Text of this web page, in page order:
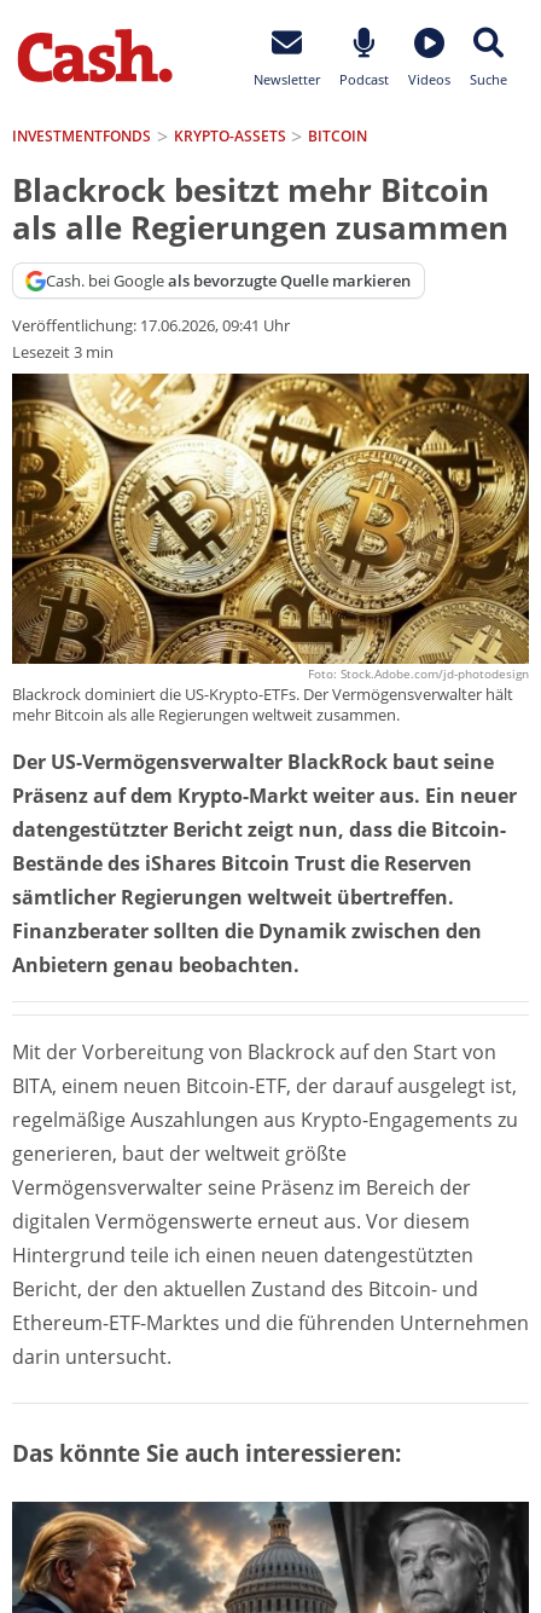
Newsletter Podcast Videos Suche
INVESTMENTFONDS KRYPTO-ASSETS BITCOIN
Blackrock besitzt mehr Bitcoin
als alle Regierungen zusammen
Cash. bei Googleals bevorzugte Quelle markieren
Veröffentlichung: 17.06.2026, 09:41 Uhr
Lesezeit 3 min
Foto: Stock.Adobe.com/jd-photodesign
Blackrock dominiert die US-Krypto-ETFs. Der Vermögensverwalter hält
mehr Bitcoin als alle Regierungen weltweit zusammen.
Der US-Vermögensverwalter BlackRock baut seine
Präsenz auf dem Krypto-Markt weiter aus. Ein neuer
datengestützter Bericht zeigt nun, dass die Bitcoin-
Bestände des iShares Bitcoin Trust die Reserven
sämtlicher Regierungen weltweit übertreffen.
Finanzberater sollten die Dynamik zwischen den
Anbietern genau beobachten.
Mit der Vorbereitung von Blackrock auf den Start von
BITA, einem neuen Bitcoin-ETF, der darauf ausgelegt ist,
regelmäßige Auszahlungen aus Krypto-Engagements zu
generieren, baut der weltweit größte
Vermögensverwalter seine Präsenz im Bereich der
digitalen Vermögenswerte erneut aus. Vor diesem
Hintergrund teile ich einen neuen datengestützten
Bericht, der den aktuellen Zustand des Bitcoin- und
Ethereum-ETF-Marktes und die führenden Unternehmen
darin untersucht.
Das könnte Sie auch interessieren: